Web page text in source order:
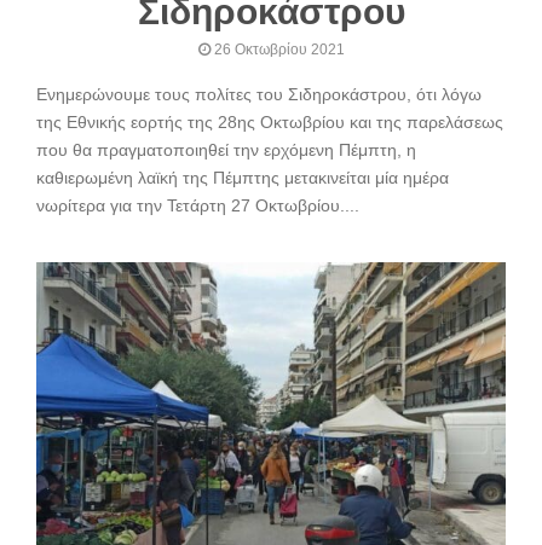
Σιδηροκάστρου
26 Οκτωβρίου 2021
Ενημερώνουμε τους πολίτες του Σιδηροκάστρου, ότι λόγω
της Εθνικής εορτής της 28ης Οκτωβρίου και της παρελάσεως
που θα πραγματοποιηθεί την ερχόμενη Πέμπτη, η
καθιερωμένη λαϊκή της Πέμπτης μετακινείται μία ημέρα
νωρίτερα για την Τετάρτη 27 Οκτωβρίου....